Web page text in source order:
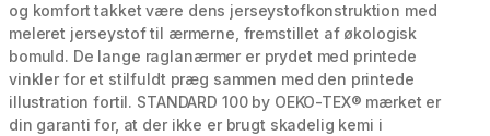
og komfort takket være dens jerseystofkonstruktion med
meleret jerseystof til ærmerne, fremstillet af økologisk
bomuld. De lange raglanærmer er prydet med printede
vinkler for et stilfuldt præg sammen med den printede
illustration fortil. STANDARD 100 by OEKO-TEX® mærket er
din garanti for, at der ikke er brugt skadelig kemi i